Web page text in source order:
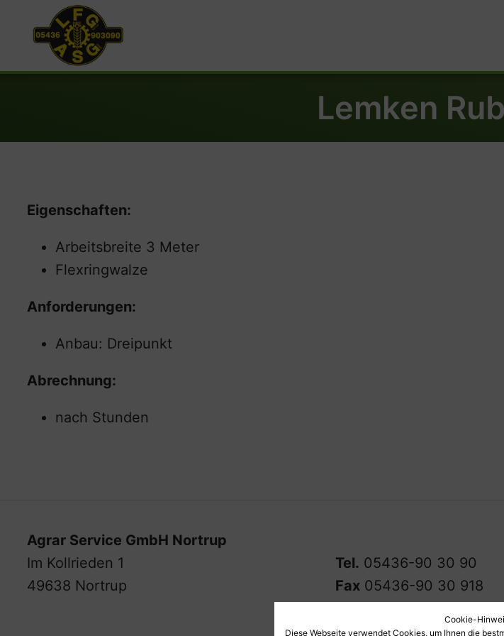
Lemken
Eigenschaften:
Arbeitsbreite 3 Meter
Flexringwalze
Anforderungen:
Anbau: Dreipunkt
Abrechnung:
nach Stunden
Agrar Service GmbH Nortrup
Im Kollrieden 1
49638 Nortrup
Tel. 05436-90 30 90
Fax 05436-90 30 918
Cookie-
Diese Webseite verwendet Cookies, um Ihnen die